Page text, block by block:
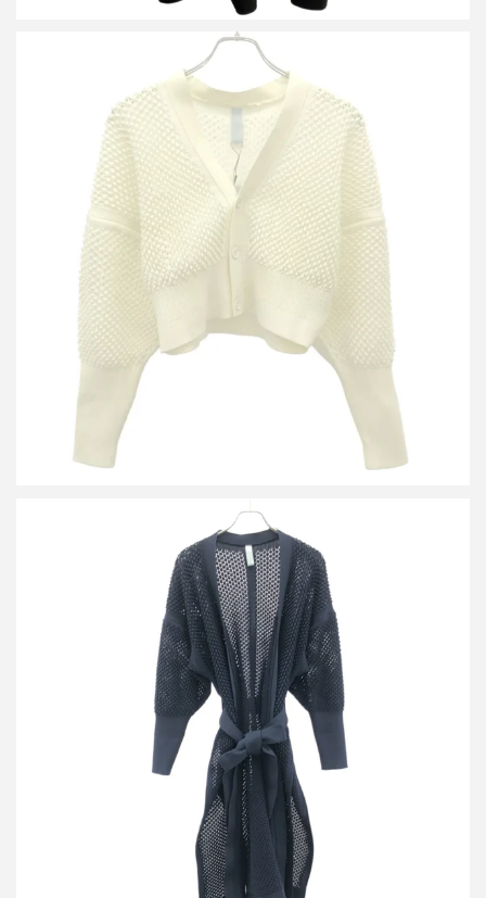
シーエフシーエル CFCL LATTICE CROPPED CARDIGAN カーデ
ィガン
買取金8,400円
シーエフシーエル ベルト付きメッシュガウンコート
買取金額9,600円
詳しく見る